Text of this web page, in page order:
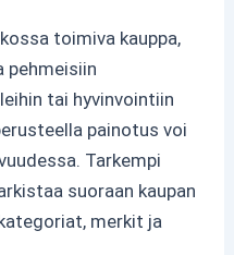
toimiva kauppa,
pehmeisiin
tai hyvinvointiin
painotus voi
Tarkempi
suoraan kaupan
merkit ja